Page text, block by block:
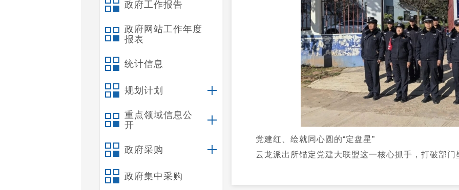
政府工作报告
政府网站工作年度
报表
统计信息
规划计划
重点领域信息公
开
政府采购
政府集中采购
党建红、绘就同心圆的“定盘星”
云龙派出所锚定党建大联盟这一核心抓手，打破部
们坚持“党建引领警务，警务服务民生”的理念，将党支